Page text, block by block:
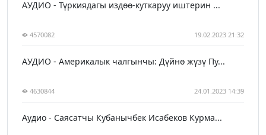
АУДИО - Түркиядагы издөө-куткаруу иштерин ...
4570082 19.02.2023 21:32
АУДИО - Америкалык чалгынчы: Дүйнө жүзү Пу...
4630844 24.01.2023 14:39
Аудио - Саясатчы Кубанычбек Исабеков Курма...